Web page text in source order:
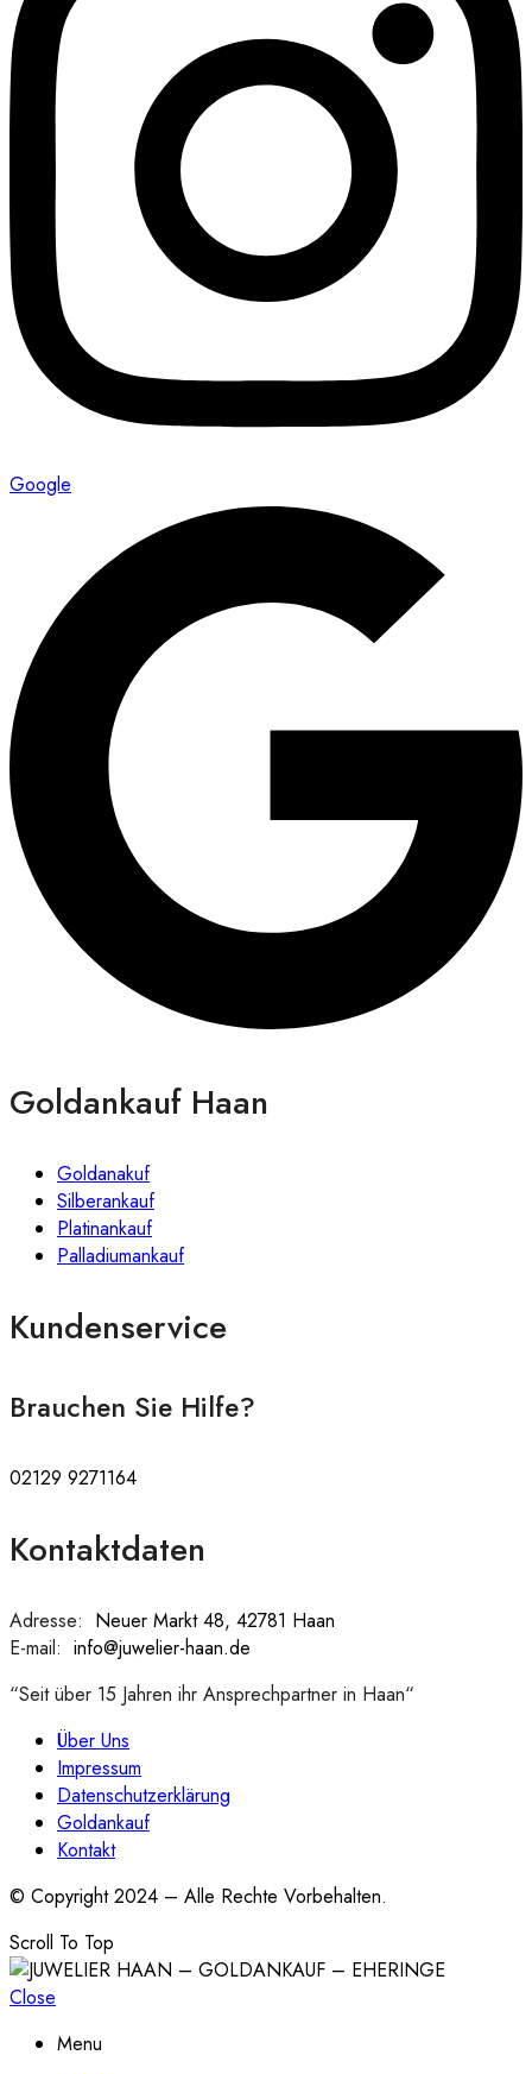
Google
Goldankauf Haan
Goldanakuf
Silberankauf
Platinankauf
Palladiumankauf
Kundenservice
Brauchen Sie Hilfe?
02129 9271164
Kontaktdaten
Adresse: Neuer Markt 48, 42781 Haan
E-mail: info@juwelier-haan.de
“Seit über 15 Jahren ihr Ansprechpartner in Haan“
Über Uns
Impressum
Datenschutzerklärung
Goldankauf
Kontakt
© Copyright 2024 – Alle Rechte Vorbehalten.
Scroll To Top
Close
Menu